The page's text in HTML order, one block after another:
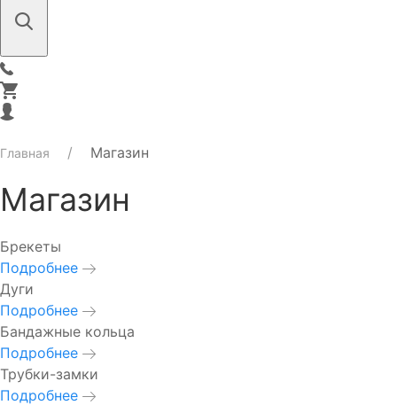
Главная Магазин
Магазин
Брекеты
Подробнее
Дуги
Подробнее
Бандажные кольца
Подробнее
Трубки-замки
Подробнее